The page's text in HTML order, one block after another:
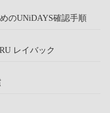
のUNiDAYS確認手順
レイバック